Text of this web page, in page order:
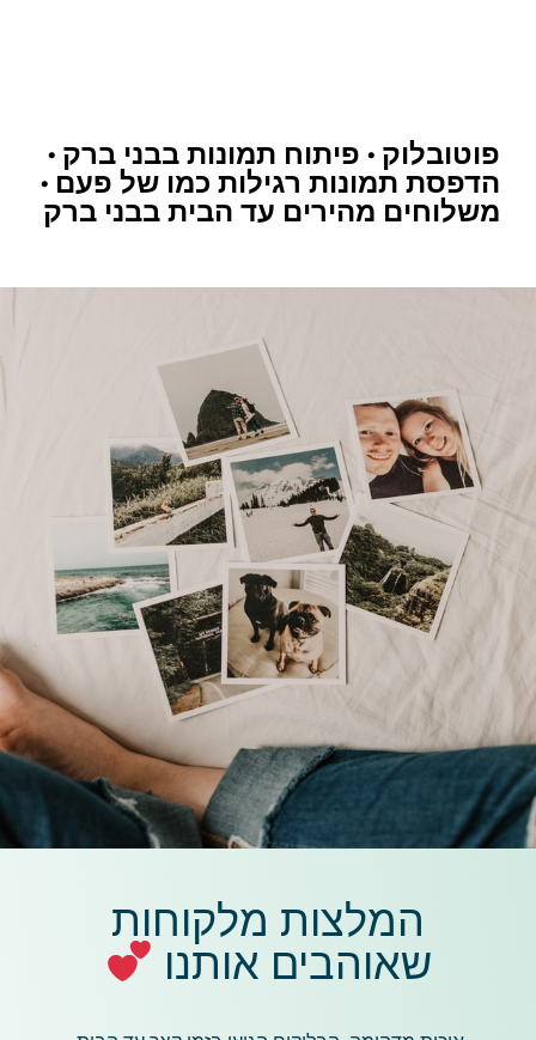
פוטובלוק • פיתוח תמונות בבני ברק •
הדפסת תמונות רגילות כמו של פעם •
משלוחים מהירים עד הבית בבני ברק
המלצות מלקוחות
שאוהבים אותנו